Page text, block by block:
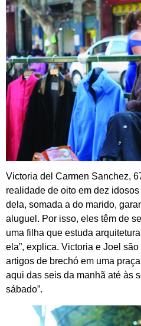
Victoria del Carmen Sanchez,
realidade de oito em dez
dela, somada a do marido,
aluguel. Por isso, eles têm de
uma filha que estuda
ela”, explica. Victoria e Joel
artigos de brechó em uma
aqui das seis da manhã até às
sábado”.